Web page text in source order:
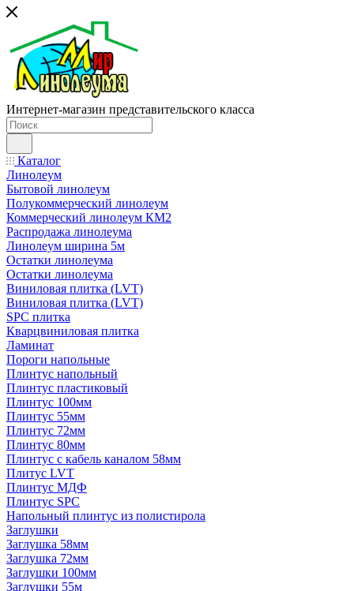
Интернет-магазин представительского класса
Каталог
Линолеум
Бытовой линолеум
Полукоммерческий линолеум
Коммерческий линолеум КМ2
Распродажа линолеума
Линолеум ширина 5м
Остатки линолеума
Остатки линолеума
Виниловая плитка (LVT)
Виниловая плитка (LVT)
SPC плитка
Кварцвиниловая плитка
Ламинат
Пороги напольные
Плинтус напольный
Плинтус пластиковый
Плинтус 100мм
Плинтус 55мм
Плинтус 72мм
Плинтус 80мм
Плинтус с кабель каналом 58мм
Плитус LVT
Плинтус МДФ
Плинтус SPC
Напольный плинтус из полистирола
Заглушки
Заглушка 58мм
Заглушка 72мм
Заглушки 100мм
Заглушки 55м